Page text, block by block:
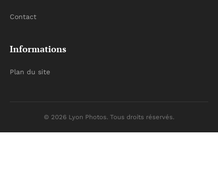
Contact
Informations
Plan du site
© 2026 Lyon Photos. Tous droits réservés.